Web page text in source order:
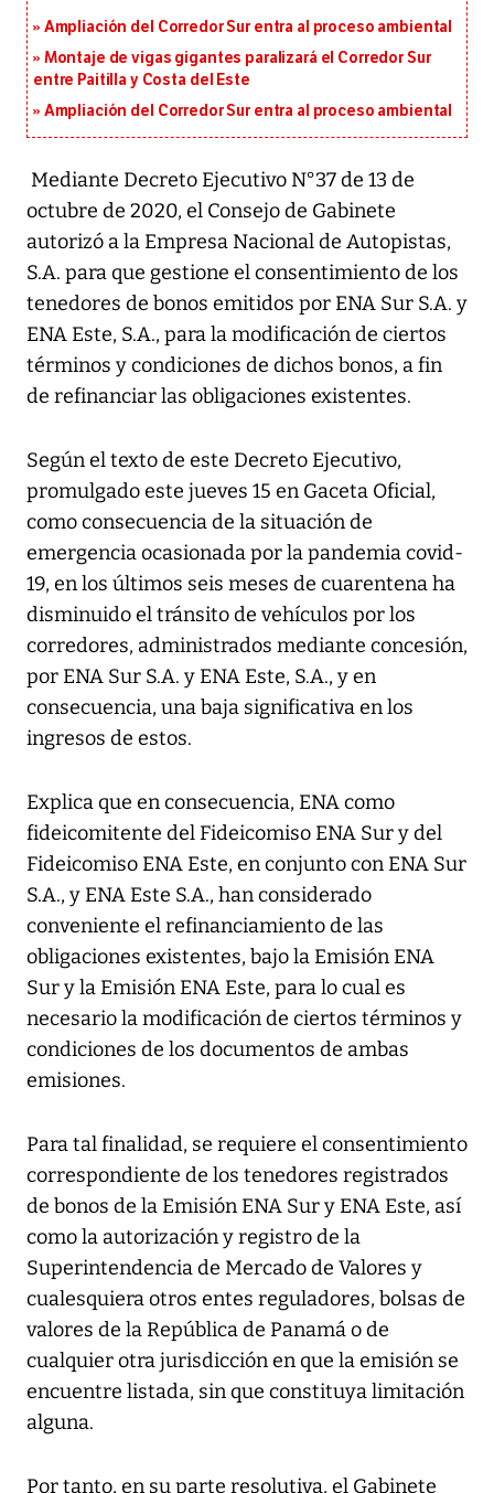
Ampliación del Corredor Sur entra al proceso ambiental
Montaje de vigas gigantes paralizará el Corredor Sur
entre Paitilla y Costa del Este
Ampliación del Corredor Sur entra al proceso ambiental
Mediante Decreto Ejecutivo N°37 de 13 de
octubre de 2020, el Consejo de Gabinete
autorizó a la Empresa Nacional de Autopistas,
S.A. para que gestione el consentimiento de los
tenedores de bonos emitidos por ENA Sur S.A. y
ENA Este, S.A., para la modificación de ciertos
términos y condiciones de dichos bonos, a fin
de refinanciar las obligaciones existentes.
Según el texto de este Decreto Ejecutivo,
promulgado este jueves 15 en Gaceta Oficial,
como consecuencia de la situación de
emergencia ocasionada por la pandemia covid-
19, en los últimos seis meses de cuarentena ha
disminuido el tránsito de vehículos por los
corredores, administrados mediante concesión,
por ENA Sur S.A. y ENA Este, S.A., y en
consecuencia, una baja significativa en los
ingresos de estos.
Explica que en consecuencia, ENA como
fideicomitente del Fideicomiso ENA Sur y del
Fideicomiso ENA Este, en conjunto con ENA Sur
S.A., y ENA Este S.A., han considerado
conveniente el refinanciamiento de las
obligaciones existentes, bajo la Emisión ENA
Sur y la Emisión ENA Este, para lo cual es
necesario la modificación de ciertos términos y
condiciones de los documentos de ambas
emisiones.
Para tal finalidad, se requiere el consentimiento
correspondiente de los tenedores registrados
de bonos de la Emisión ENA Sur y ENA Este, así
como la autorización y registro de la
Superintendencia de Mercado de Valores y
cualesquiera otros entes reguladores, bolsas de
valores de la República de Panamá o de
cualquier otra jurisdicción en que la emisión se
encuentre listada, sin que constituya limitación
alguna.
Por tanto, en su parte resolutiva, el Gabinete